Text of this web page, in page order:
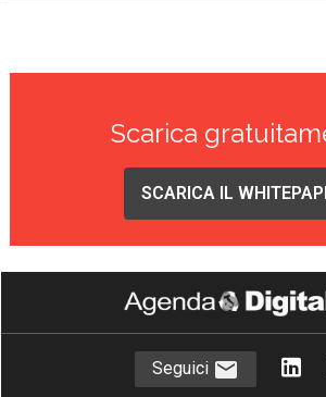
Scarica
SCARICA IL
Seguici